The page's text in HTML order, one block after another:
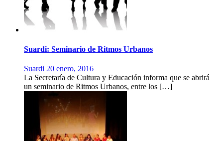
Suardi: Seminario de Ritmos Urbanos
Suardi 20 enero, 2016
La Secretaría de Cultura y Educación informa que se abrirá
un seminario de Ritmos Urbanos, entre los […]